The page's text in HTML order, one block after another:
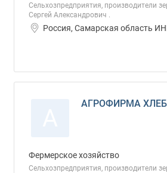
Сельхозпредприятия, производители
Сергей Александрович .
Россия, Самарская область
АГРОФИРМА
Фермерское хозяйство
Сельхозпредприятия, производители